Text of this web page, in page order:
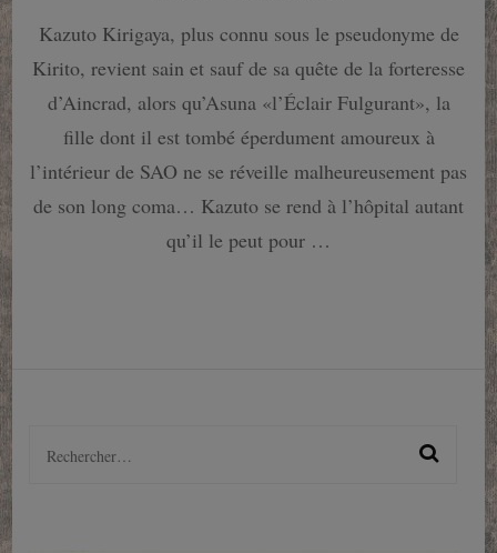
Art
tome
2
Fairy
reparti
Kazuto Kirigaya, plus connu sous le pseudonyme de
Kirito, revient sain et sauf de sa quête de la forteresse
d’Aincrad, alors qu’Asuna «l’Éclair Fulgurant», la
fille dont il est tombé éperdument amoureux à
l’intérieur de SAO ne se réveille malheureusement pas
de son long coma… Kazuto se rend à l’hôpital autant
qu’il le peut pour …
Rechercher :